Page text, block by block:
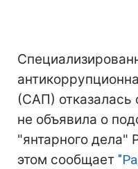
(САП) отказалась
не объявила о
"янтарного дела"
этом сообщает